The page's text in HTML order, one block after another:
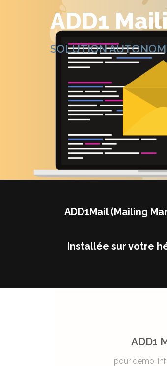
ADD1
SOLUTION
ADD1Mail (Mailing
Installée sur votre
ADD1
pour démo,